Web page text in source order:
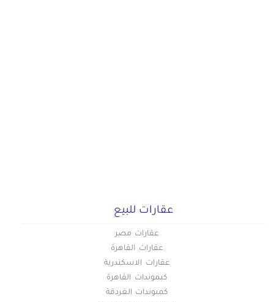
عقارات للبيع
عقارات مصر
عقارات القاهرة
عقارات الاسكندرية
كبموندات القاهرة
كمبوندات الغردقة